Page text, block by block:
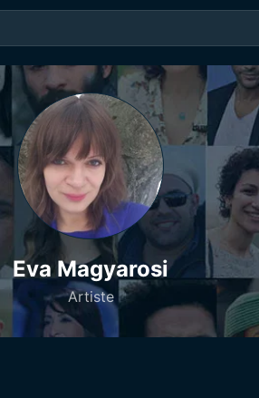
Eva Magyarosi
Artiste